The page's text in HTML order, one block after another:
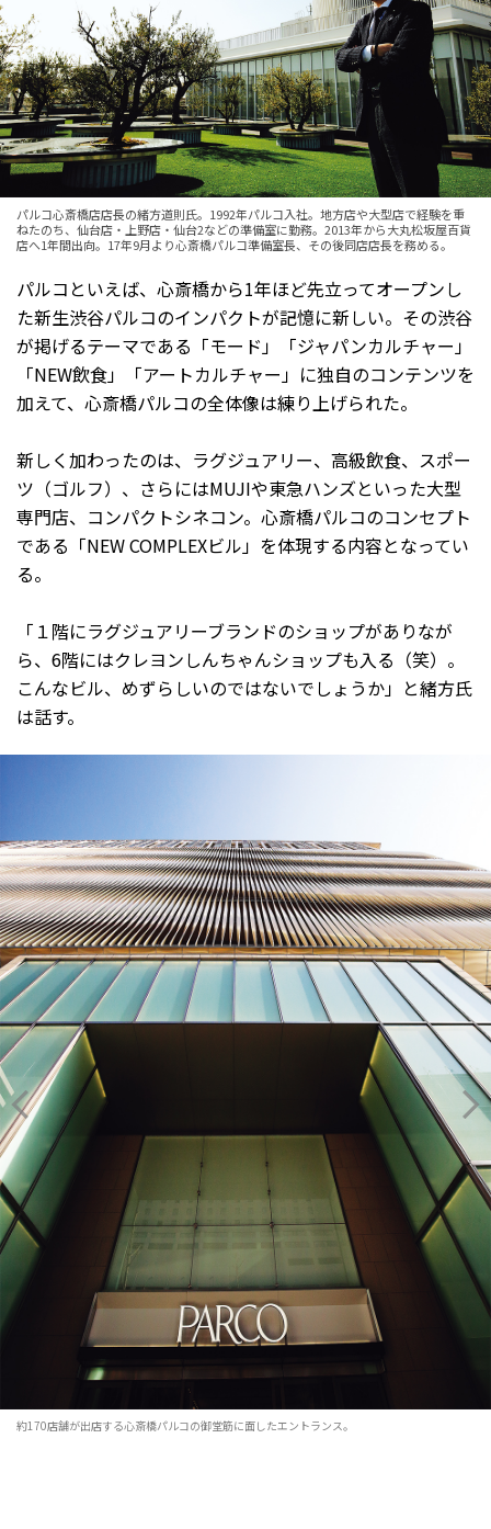
パルコ心斎橋店店長の緒方道則氏。1992年パルコ入社。地方店や大型店で経験を重
ねたのち、仙台店・上野店・仙台2などの準備室に勤務。2013年から大丸松坂屋百貨
店へ1年間出向。17年9月より心斎橋パルコ準備室長、その後同店店長を務める。
パルコといえば、心斎橋から1年ほど先立ってオープンし
た新生渋谷パルコのインパクトが記憶に新しい。その渋谷
が掲げるテーマである「モード」「ジャパンカルチャー」
「NEW飲食」「アートカルチャー」に独自のコンテンツを
加えて、心斎橋パルコの全体像は練り上げられた。
新しく加わったのは、ラグジュアリー、高級飲食、スポー
ツ（ゴルフ）、さらにはMUJIや東急ハンズといった大型
専門店、コンパクトシネコン。心斎橋パルコのコンセプト
である「NEW COMPLEXビル」を体現する内容となってい
る。
「１階にラグジュアリーブランドのショップがありなが
ら、6階にはクレヨンしんちゃんショップも入る（笑）。
こんなビル、めずらしいのではないでしょうか」と緒方氏
は話す。
約170店舗が出店する心斎橋パルコの御堂筋に面したエントランス。